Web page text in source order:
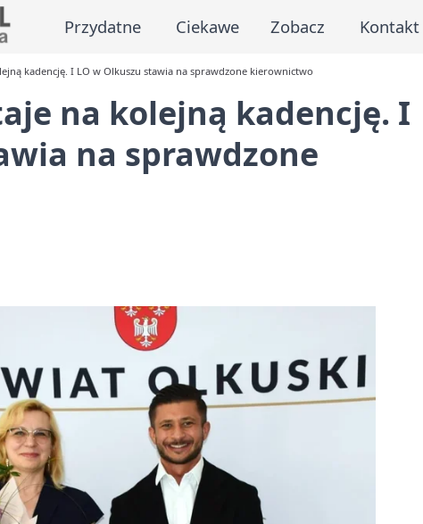
Przydatne Ciekawe Zobacz Kontakt
kadencję. I LO w Olkuszu stawia na sprawdzone kierownictwo
na kolejną kadencję. I
na sprawdzone